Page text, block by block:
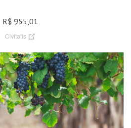
R$ 955,01
Civitatis